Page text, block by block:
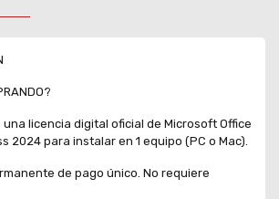
licencia digital oficial de Microsoft Office
2024 para instalar en 1 equipo (PC o Mac).
de pago único. No requiere